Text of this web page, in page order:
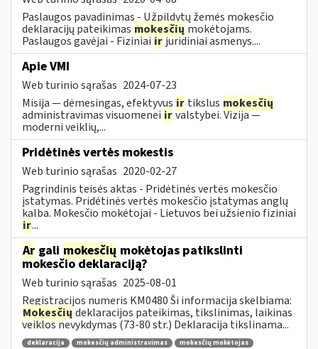
Paslaugos pavadinimas - Užpildytų žemės mokesčio
deklaracijų pateikimas mokesčių mokėtojams.
Paslaugos gavėjai - Fiziniaiirjuridiniai asmenys....
Apie VMI
Web turinio sąrašas 2024-07-23
Misija — dėmesingas, efektyvus ir tikslus mokesčių
administravimas visuomenei irvalstybei. Vizija —
moderni veiklių,...
Pridėtinės vertės mokestis
Web turinio sąrašas 2020-02-27
Pagrindinis teisės aktas - Pridėtinės vertės mokesčio
įstatymas. Pridėtinės vertės mokesčio įstatymas anglų
kalba. Mokesčio mokėtojai - Lietuvos bei užsienio fiziniai
ir...
Ar gali mokesčių mokėtojas patikslinti
mokesčio deklaraciją?
Web turinio sąrašas 2025-08-01
Registracijos numeris KM0480 Ši informacija skelbiama:
Mokesčių deklaracijos pateikimas, tikslinimas, laikinas
veiklos nevykdymas (73-80 str.) Deklaracija tikslinama...
deklaracija mokesčių administravimas
mokesčių mokėtojas